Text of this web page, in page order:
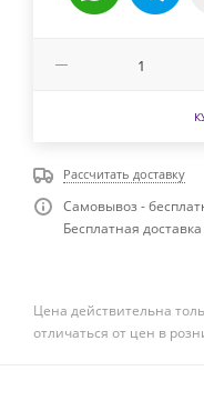
Рассчитать доставку
Самовывоз -
Бесплатная
Цена действительна
отличаться от цен в